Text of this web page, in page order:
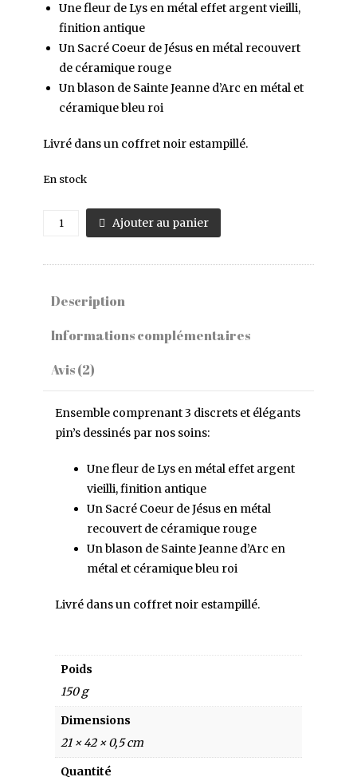
Une fleur de Lys en métal effet argent vieilli,
finition antique
Un Sacré Coeur de Jésus en métal recouvert
de céramique rouge
Un blason de Sainte Jeanne d’Arc en métal et
céramique bleu roi
Livré dans un coffret noir estampillé.
En stock
quantité
Emblèmes
France
Ajouter au panier
Description
Informations complémentaires
Avis (2)
Ensemble comprenant 3 discrets et élégants
pin’s dessinés par nos soins:
Une fleur de Lys en métal effet argent
vieilli, finition antique
Un Sacré Coeur de Jésus en métal
recouvert de céramique rouge
Un blason de Sainte Jeanne d’Arc en
métal et céramique bleu roi
Livré dans un coffret noir estampillé.
Poids
150 g
Dimensions
21 × 42 × 0,5 cm
Quantité